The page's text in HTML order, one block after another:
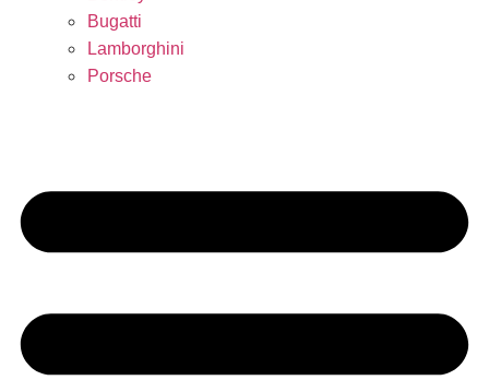
Bugatti
Lamborghini
Porsche